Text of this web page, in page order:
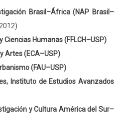
Brasil–África (NAP Brasil–
Ciencias Humanas (FFLCH–USP)
Artes (ECA–USP)
(FAU–USP)
Instituto de Estudios Avanzados
y Cultura América del Sur–